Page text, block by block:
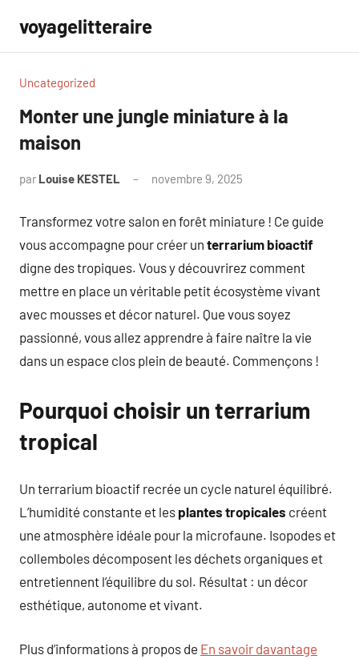
contenu
voyagelitteraire
Uncategorized
Monter une jungle miniature à la
maison
par Louise KESTEL novembre 9, 2025
Transformez votre salon en forêt miniature ! Ce guide
vous accompagne pour créer un terrarium bioactif
digne des tropiques. Vous y découvrirez comment
mettre en place un véritable petit écosystème vivant
avec mousses et décor naturel. Que vous soyez
passionné, vous allez apprendre à faire naître la vie
dans un espace clos plein de beauté. Commençons !
Pourquoi choisir un terrarium
tropical
Un terrarium bioactif recrée un cycle naturel équilibré.
L’humidité constante et les plantes tropicales créent
une atmosphère idéale pour la microfaune. Isopodes et
collemboles décomposent les déchets organiques et
entretiennent l’équilibre du sol. Résultat : un décor
esthétique, autonome et vivant.
Plus d’informations à propos de En savoir davantage